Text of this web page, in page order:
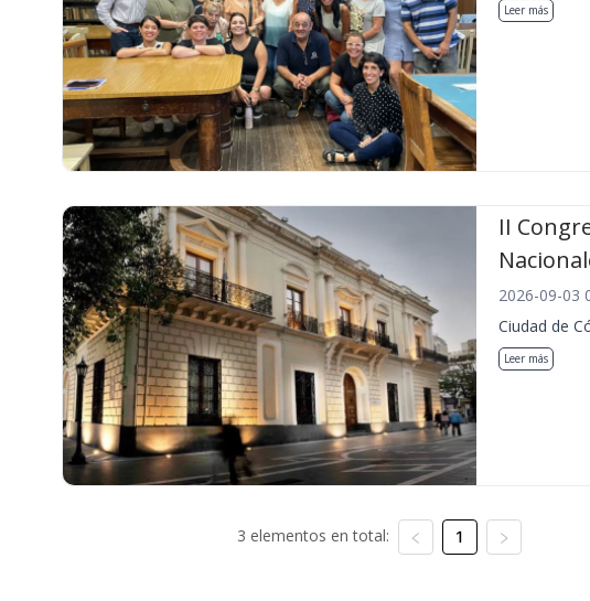
Leer más
II
2026-09-03
Ciudad de
Leer más
3 elementos en total: 1